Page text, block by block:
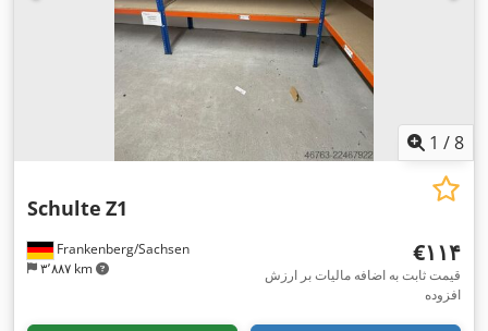
1 /8
Frankenberg/Sachsen
۳٬۸۸۷ km
Schulte Z1
‎€۱۱۴
قیمت ثابت به اضافه مالیات بر ارزش
افزوده